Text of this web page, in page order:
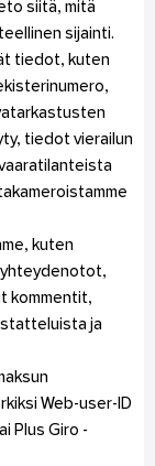
siitä, mitä
sijainti.
tiedot, kuten
tiedot vierailun
kuten
kommentit,
ja
Web-user-ID
Plus Giro -